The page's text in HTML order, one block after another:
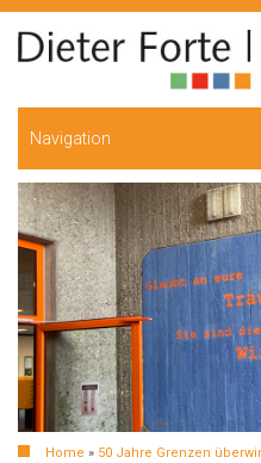
Navigation
Home » 50 Jahre Grenzen